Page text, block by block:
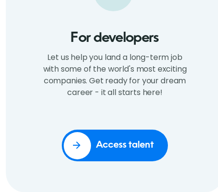
For developers
Let us help you land a long-term job
with some of the world's most exciting
companies. Get ready for your dream
career - it all starts here!
Access talent